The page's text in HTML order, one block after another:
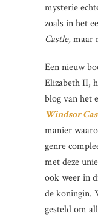
mysterie
zoals in het
Castle,maar
Een nieuw
Elizabeth II,
blog van het
Windsor
manier
genre
met deze
ook weer in
de koningin.
gesteld om